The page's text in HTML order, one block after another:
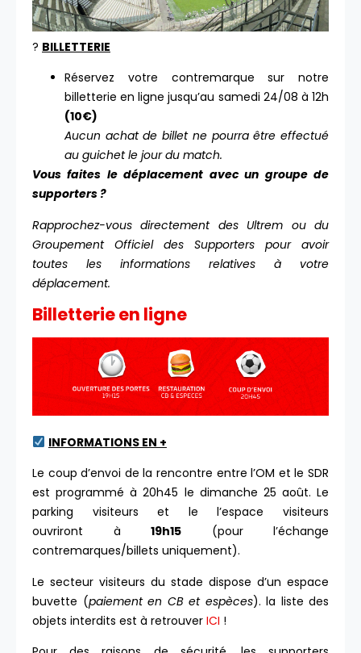
?️ BILLETTERIE
Réservez votre contremarque sur notre
billetterie en ligne jusqu’au samedi 24/08 à 12h
(10€)
Aucun achat de billet ne pourra être effectué
au guichet le jour du match.
Vous faites le déplacement avec un groupe de
supporters ?
Rapprochez-vous directement des Ultrem ou du
Groupement Officiel des Supporters pour avoir
toutes les informations relatives à votre
déplacement.
Billetterie en ligne
INFORMATIONS EN +
Le coup d’envoi de la rencontre entre l’OM et le SDR
est programmé à 20h45 le dimanche 25 août. Le
parking visiteurs et le l’espace visiteurs
ouvriront à 19h15 (pour l’échange
contremarques/billets uniquement).
Le secteur visiteurs du stade dispose d’un espace
buvette (paiement en CB et espèces). la liste des
objets interdits est à retrouver ICI !